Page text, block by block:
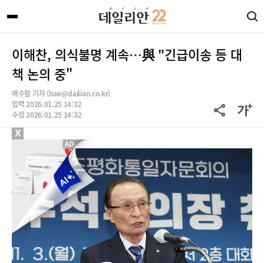
이해찬, 의식불명 계속…與 "긴급이송 등 대
책 논의 중"
배수람 기자 (bae@dailian.co.kr)
입력 2026.01.25 14:32
수정 2026.01.25 14:32
X